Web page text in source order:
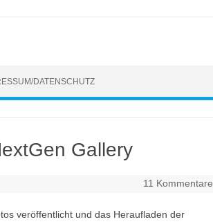
DATENSCHUTZ
Gallery
11 Kommentare
veröffentlicht und das Heraufladen der